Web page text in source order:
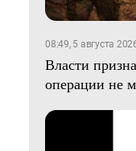
08:49, 5 августа
Власти
операции не